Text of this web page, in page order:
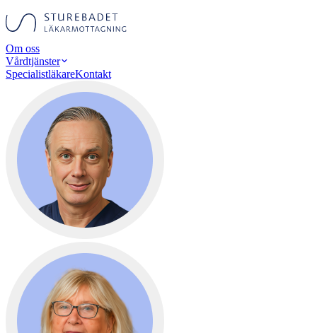
Om oss
Vårdtjänster
SpecialistläkareKontakt